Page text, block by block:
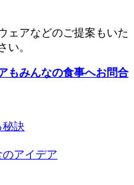
ェアなどのご提案もいた
い。
もみんなの食事へお問合
秘訣
のアイデア